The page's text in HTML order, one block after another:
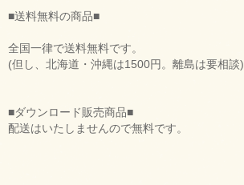
■送料無料の商品■
全国一律で送料無料です。
(但し、北海道・沖縄は1500円。離島は要相談)
■ダウンロード販売商品■
配送はいたしませんので無料です。